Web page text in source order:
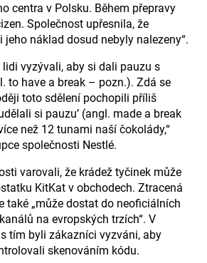
centra v Polsku. Během přepravy
Společnost upřesnila, že
jeho náklad dosud nebyly nalezeny“.
lidi vyzývali, aby si dali pauzu s
to have a break – pozn.). Zdá se
toto sdělení pochopili příliš
si pauzu’ (angl. made a break
než 12 tunami naší čokolády,“
společnosti Nestlé.
varovali, že krádež tyčinek může
KitKat v obchodech. Ztracená
také „může dostat do neoficiálních
na evropských trzích“. V
tím byli zákazníci vyzváni, aby
skenováním kódu.